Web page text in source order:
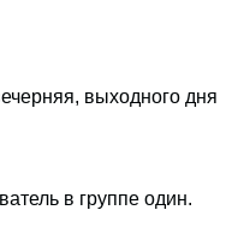
выходного дня
в группе один.